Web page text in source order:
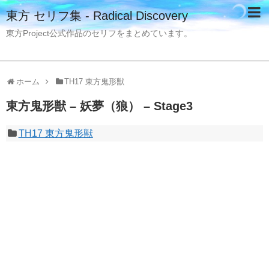
東方 セリフ集 - Radical Discovery
東方Project公式作品のセリフをまとめています。
ホーム TH17 東方鬼形獣
東方鬼形獣 – 妖夢（狼） – Stage3
TH17 東方鬼形獣